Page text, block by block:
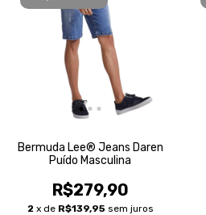
Bermuda Lee® Jeans Daren
Puído Masculina
R$279,90
2 x de R$139,95 sem juros